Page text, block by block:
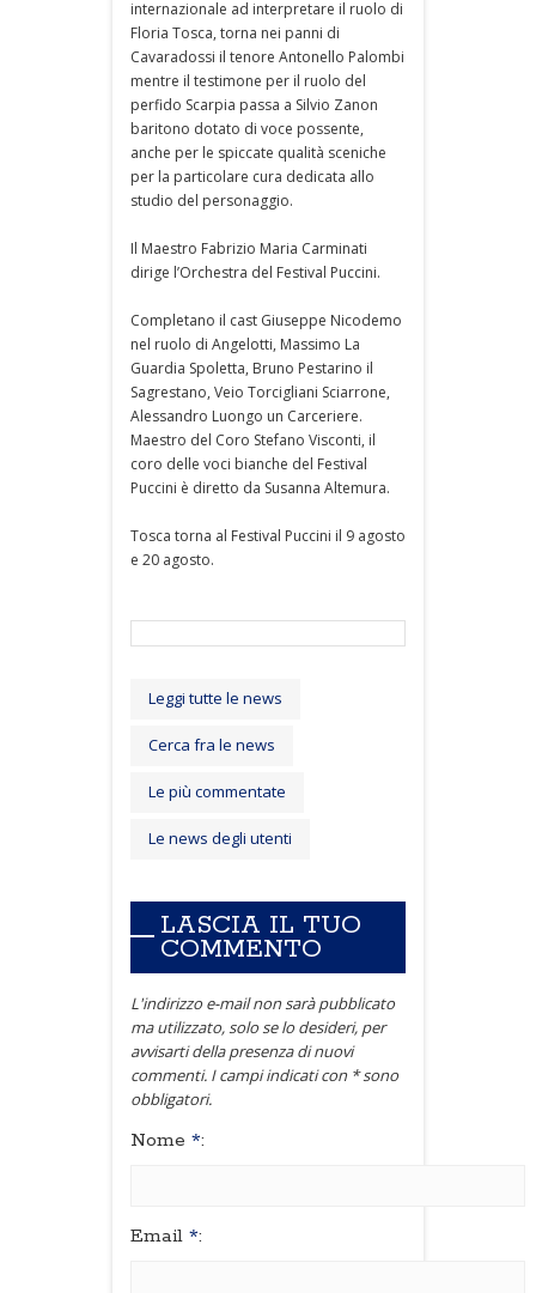
internazionale ad interpretare il ruolo di
Floria Tosca, torna nei panni di
Cavaradossi il tenore Antonello Palombi
mentre il testimone per il ruolo del
perfido Scarpia passa a Silvio Zanon
baritono dotato di voce possente,
anche per le spiccate qualità sceniche
per la particolare cura dedicata allo
studio del personaggio.
Il Maestro Fabrizio Maria Carminati
dirige l’Orchestra del Festival Puccini.
Completano il cast Giuseppe Nicodemo
nel ruolo di Angelotti, Massimo La
Guardia Spoletta, Bruno Pestarino il
Sagrestano, Veio Torcigliani Sciarrone,
Alessandro Luongo un Carceriere.
Maestro del Coro Stefano Visconti, il
coro delle voci bianche del Festival
Puccini è diretto da Susanna Altemura.
Tosca torna al Festival Puccini il 9 agosto
e 20 agosto.
Leggi tutte le news
Cerca fra le news
Le più commentate
Le news degli utenti
LASCIA IL TUO
COMMENTO
L'indirizzo e-mail non sarà pubblicato
ma utilizzato, solo se lo desideri, per
avvisarti della presenza di nuovi
commenti. I campi indicati con * sono
obbligatori.
Nome *:
Email *: